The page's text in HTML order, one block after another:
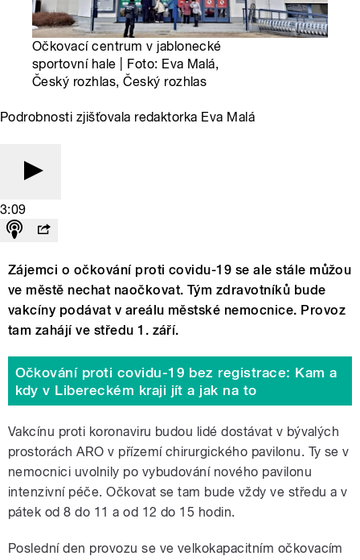
Očkovací centrum v jablonecké
sportovní hale | Foto: Eva Malá,
Český rozhlas, Český rozhlas
Podrobnosti zjišťovala redaktorka Eva Malá
3:09
Zájemci o očkování proti covidu-19 se ale stále můžou
ve městě nechat naočkovat. Tým zdravotníků bude
vakcíny podávat v areálu městské nemocnice. Provoz
tam zahájí ve středu 1. září.
Očkování proti covidu-19 bez registrace: Kam a
kdy v Libereckém kraji jít a jak na to
Vakcínu proti koronaviru budou lidé dostávat v bývalých
prostorách ARO v přízemí chirurgického pavilonu. Ty se v
nemocnici uvolnily po vybudování nového pavilonu
intenzivní péče. Očkovat se tam bude vždy ve středu a v
pátek od 8 do 11 a od 12 do 15 hodin.
Poslední den provozu se ve velkokapacitním očkovacím